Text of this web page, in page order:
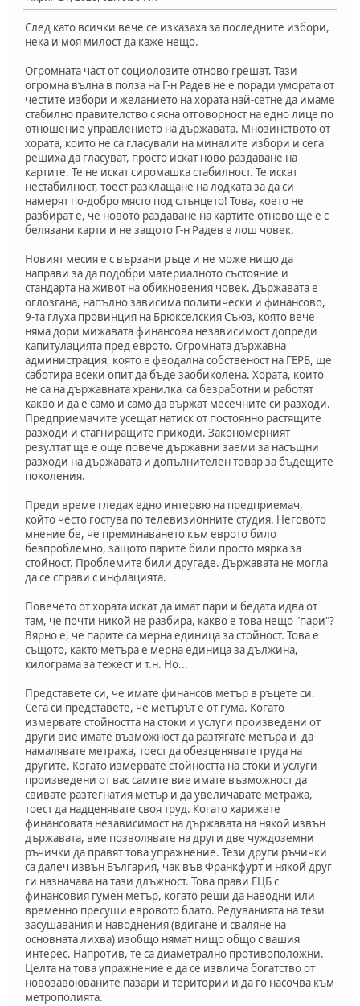
След като всички вече се изказаха за последните избори,
нека и моя милост да каже нещо.
Огромната част от социолозите отново грешат. Тази
огромна вълна в полза на Г-н Радев не е поради умората от
честите избори и желанието на хората най-сетне да имаме
стабилно правителство с ясна отговорност на едно лице по
отношение управлението на държавата. Мнозинството от
хората, които не са гласували на миналите избори и сега
решиха да гласуват, просто искат ново раздаване на
картите. Те не искат сиромашка стабилност. Те искат
нестабилност, тоест разклащане на лодката за да си
намерят по-добро място под слънцето! Това, което не
разбират е, че новото раздаване на картите отново ще е с
белязани карти и не защото Г-н Радев е лош човек.
Новият месия е с вързани ръце и не може нищо да
направи за да подобри материалното състояние и
стандарта на живот на обикновения човек. Държавата е
оглозгана, напълно зависима политически и финансово,
9-та глуха провинция на Брюкселския Съюз, която вече
няма дори мижавата финансова независимост допреди
капитулацията пред еврото. Огромната държавна
администрация, която е феодална собственост на ГЕРБ, ще
саботира всеки опит да бъде заобиколена. Хората, които
не са на държавната хранилка са безработни и работят
какво и да е само и само да вържат месечните си разходи.
Предприемачите усещат натиск от постоянно растящите
разходи и стагниращите приходи. Закономерният
резултат ще е още повече държавни заеми за насъщни
разходи на държавата и допълнителен товар за бъдещите
поколения.
Преди време гледах едно интервю на предприемач,
който често гостува по телевизионните студия. Неговото
мнение бе, че преминаването към еврото било
безпроблемно, защото парите били просто мярка за
стойност. Проблемите били другаде. Държавата не могла
да се справи с инфлацията.
Повечето от хората искат да имат пари и бедата идва от
там, че почти никой не разбира, какво е това нещо "пари"?
Вярно е, че парите са мерна единица за стойност. Това е
същото, както метъра е мерна единица за дължина,
килограма за тежест и т.н. Но...
Представете си, че имате финансов метър в ръцете си.
Сега си представете, че метърът е от гума. Когато
измервате стойността на стоки и услуги произведени от
други вие имате възможност да разтягате метъра и да
намалявате метража, тоест да обезценявате труда на
другите. Когато измервате стойността на стоки и услуги
произведени от вас самите вие имате възможност да
свивате разтегнатия метър и да увеличавате метража,
тоест да надценявате своя труд. Когато харижете
финансовата независимост на държавата на някой извън
държавата, вие позволявате на други две чуждоземни
ръчички да правят това упражнение. Тези други ръчички
са далеч извън България, чак във Франкфурт и някой друг
ги назначава на тази длъжност. Това прави ЕЦБ с
финансовия гумен метър, когато реши да наводни или
временно пресуши евровото блато. Редуванията на тези
засушавания и наводнения (вдигане и сваляне на
основната лихва) изобщо нямат нищо общо с вашия
интерес. Напротив, те са диаметрално противоположни.
Целта на това упражнение е да се извлича богатство от
новозавоюваните пазари и територии и да го насочва към
метрополията.